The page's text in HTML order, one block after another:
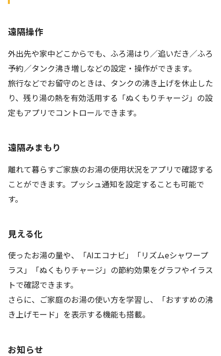
遠隔操作
外出先や家中どこからでも、ふろ湯はり／追いだき／ふろ
予約／タンク沸き増しなどの設定・操作ができます。
旅行などでお留守のときは、タンクの沸き上げを休止した
り、残り湯の熱を有効活用する「ぬくもりチャージ」の設
定もアプリでコントロールできます。
遠隔みまもり
離れて暮らすご家族のお湯の使用状況をアプリで確認する
ことができます。プッシュ通知を設定することも可能で
す。
見える化
使ったお湯の量や、「AIエコナビ」「リズムeシャワープ
ラス」「ぬくもりチャージ」の節約効果をグラフやイラス
トで確認できます。
さらに、ご家庭のお湯の使い方を学習し、「おすすめの沸
き上げモード」を表示する機能も搭載。
お知らせ